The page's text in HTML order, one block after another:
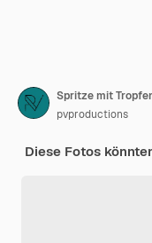
Spritze mit
pvproductions
Diese Fotos